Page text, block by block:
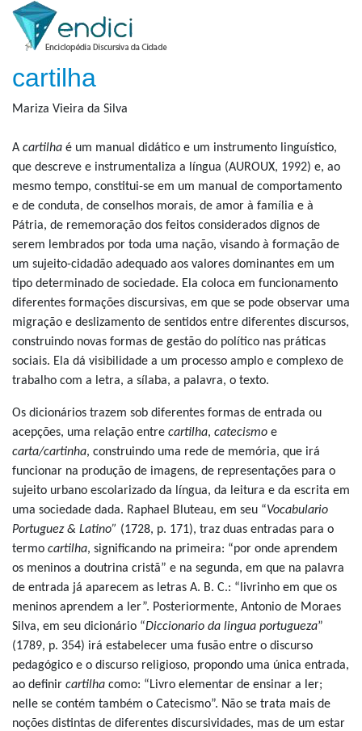
cartilha
Mariza Vieira da Silva
A cartilha é um manual didático e um instrumento linguístico,
que descreve e instrumentaliza a língua (AUROUX, 1992) e, ao
mesmo tempo, constitui-se em um manual de comportamento
e de conduta, de conselhos morais, de amor à família e à
Pátria, de rememoração dos feitos considerados dignos de
serem lembrados por toda uma nação, visando à formação de
um sujeito-cidadão adequado aos valores dominantes em um
tipo determinado de sociedade. Ela coloca em funcionamento
diferentes formações discursivas, em que se pode observar uma
migração e deslizamento de sentidos entre diferentes discursos,
construindo novas formas de gestão do político nas práticas
sociais. Ela dá visibilidade a um processo amplo e complexo de
trabalho com a letra, a sílaba, a palavra, o texto.
Os dicionários trazem sob diferentes formas de entrada ou
acepções, uma relação entre cartilha, catecismo e
carta/cartinha, construindo uma rede de memória, que irá
funcionar na produção de imagens, de representações para o
sujeito urbano escolarizado da língua, da leitura e da escrita em
uma sociedade dada. Raphael Bluteau, em seu “Vocabulario
Portuguez & Latino” (1728, p. 171), traz duas entradas para o
termo cartilha, significando na primeira: “por onde aprendem
os meninos a doutrina cristã” e na segunda, em que na palavra
de entrada já aparecem as letras A. B. C.: “livrinho em que os
meninos aprendem a ler”. Posteriormente, Antonio de Moraes
Silva, em seu dicionário “Diccionario da lingua portugueza”
(1789, p. 354) irá estabelecer uma fusão entre o discurso
pedagógico e o discurso religioso, propondo uma única entrada,
ao definir cartilha como: “Livro elementar de ensinar a ler;
nelle se contém também o Catecismo”. Não se trata mais de
noções distintas de diferentes discursividades, mas de um estar